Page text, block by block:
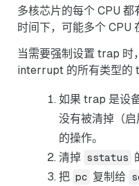
多核芯片的每个 CPU
时间下，可能多个 CPU
当需要强制设置 trap 时
interrupt 的所有类型的
如果 trap 是设
没有被清掉（
的操作。
清掉 sstatus
把 pc 复制给